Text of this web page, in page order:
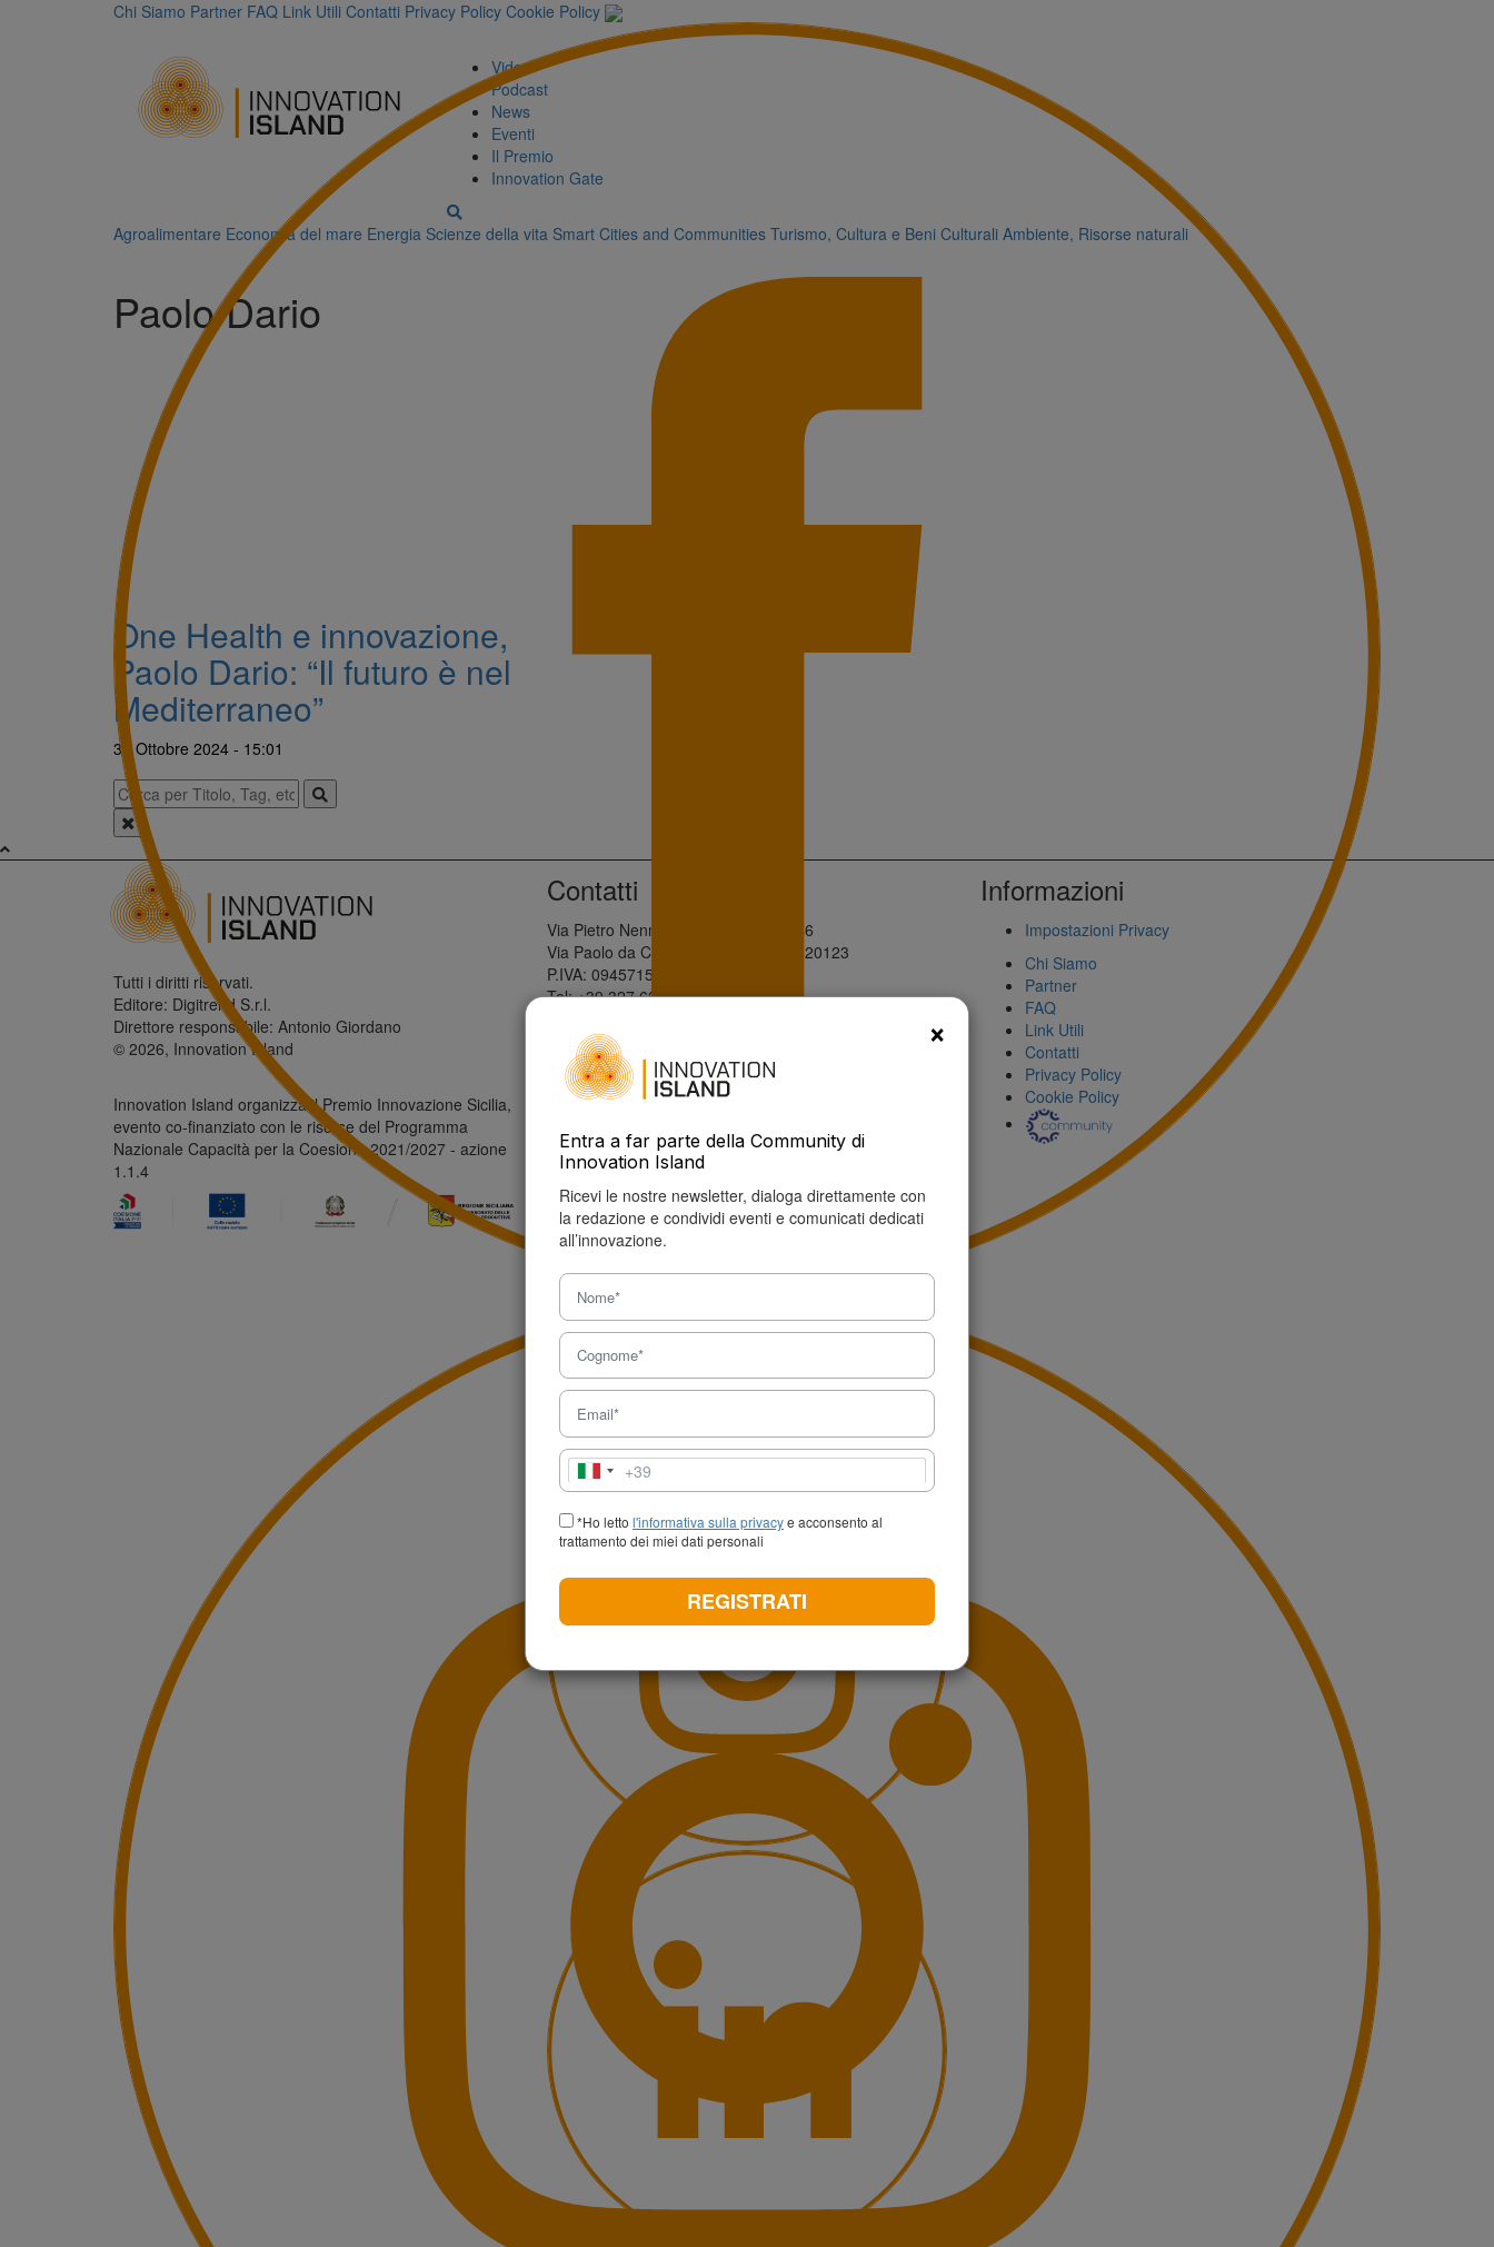
Chi Siamo Partner FAQ Link Utili Contatti Privacy Policy Cookie Policy
Video
Podcast
News
Eventi
Il Premio
Innovation Gate
Agroalimentare Economia del mare Energia Scienze della vita Smart Cities and Communities Turismo, Cultura e Beni Culturali Ambiente, Risorse naturali
Paolo Dario
One Health e innovazione,
Paolo Dario: “Il futuro è nel
Mediterraneo”
30 Ottobre 2024 - 15:01
Tutti i diritti riservati.
Editore: Digitrend S.r.l.
Direttore responsabile: Antonio Giordano
© 2026, Innovation Island
Innovation Island organizza il Premio Innovazione Sicilia,
evento co-finanziato con le risorse del Programma
Nazionale Capacità per la Coesione 2021/2027 - azione
1.1.4
Contatti
Via Pietro Nenni, 28 - Palermo, 90146
Via Paolo da Cannobio, 10 - Milano, 20123
P.IVA: 09457150960
Tel: +39 327 621 5632
Informazioni
Impostazioni Privacy
Chi Siamo
Partner
FAQ
Link Utili
Contatti
Privacy Policy
Cookie Policy
×
Entra a far parte della Community di
Innovation Island
Ricevi le nostre newsletter, dialoga direttamente con
la redazione e condividi eventi e comunicati dedicati
all’innovazione.
Italia
+39
+39
*Ho letto l'informativa sulla privacye acconsento al
trattamento dei miei dati personali
REGISTRATI